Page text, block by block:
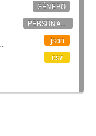
GÉNERO
PERSONAL CIENTÍFICO-TECNOLÓGICO
json
csv